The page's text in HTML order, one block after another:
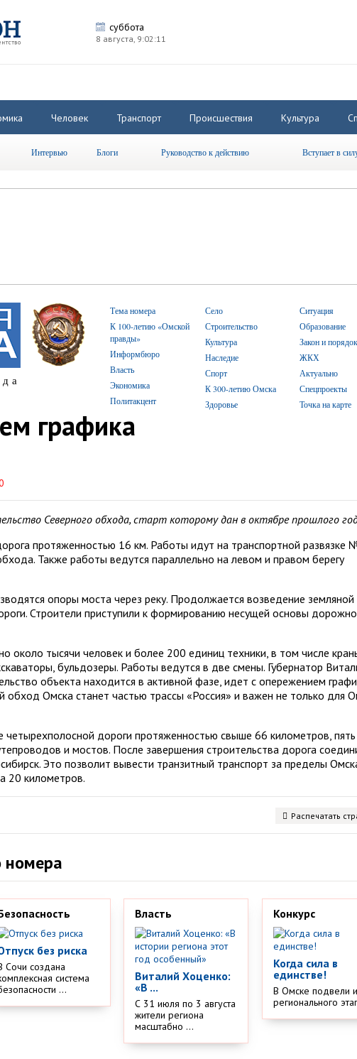
суббота
8 августа, 9:02:11
Человек Транспорт Происшествия Культура
Интервью Блоги Руководство к действию Вступает в
Тема номера
К 100-летию «Омской
правды»
Информбюро
Власть
Экономика
Политакцент
Село
Строительство
Культура
Наследие
Спорт
К 300-летию Омска
Здоровье
Ситуация
Образование
Закон и порядок
ЖКХ
Актуально
Спецпроекты
Точка на карте
графика
Северного обхода, старт которому дан в октябре прошлого
протяженностью 16 км. Работы идут на транспортной развязке
Также работы ведутся параллельно на левом и правом берегу
опоры моста через реку. Продолжается возведение земляной
Строители приступили к формированию несущей основы
около тысячи человек и более 200 единиц техники, в том числе
бульдозеры. Работы ведутся в две смены. Губернатор
объекта находится в активной фазе, идет с опережением
обход Омска станет частью трассы «Россия» и важен не только для
четырехполосной дороги протяженностью свыше 66 километров, пять
и мостов. После завершения строительства дорога
Это позволит вывести транзитный транспорт за пределы
20 километров.
Распечатать
номера
без риска
Сочи создана
система
...
Власть
Виталий Хоценко:
«В ...
С 31 июля по 3 августа
жители региона
масштабно ...
Конкурс
Когда сила в
единстве!
В Омске подвели
регионального